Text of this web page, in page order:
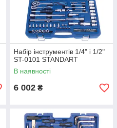
Набір інструментів 1/4" і 1/2"
ST-0101 STANDART
В наявності
6 002 ₴